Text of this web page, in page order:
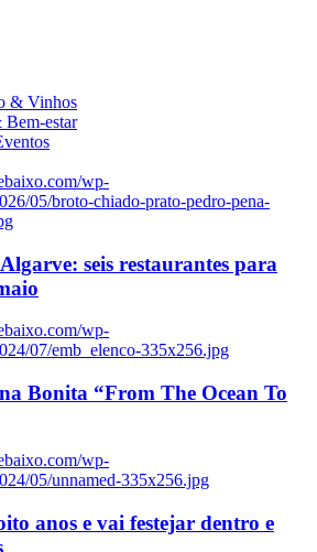
& Vinhos
estar
wp-
05/broto-chiado-prato-pedro-pena-
seis restaurantes para
wp-
07/emb_elenco-335x256.jpg
Bonita “From The Ocean To
wp-
05/unnamed-335x256.jpg
anos e vai festejar dentro e